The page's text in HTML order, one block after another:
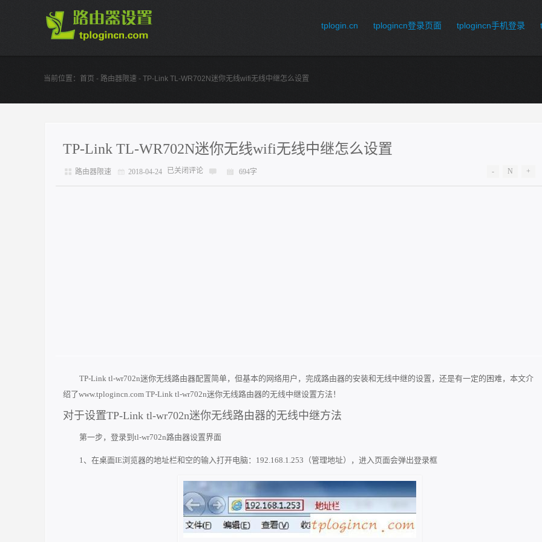
tplogin.cn tplogincn登录页面 tplogincn手机登录
当前位置： 首页 - 路由器限速 - TP-Link TL-WR702N迷你无线wifi无线中继怎么设置
TP-Link TL-WR702N迷你无线wifi无线中继怎么设置
路由器限速 2018-04-24 已关闭评论 694字 - N +
TP-Link tl-wr702n迷你无线路由器配置简单，但基本的网络用户，完成路由器的安装和无线中继的设置，还是有一定的困难，本文介
绍了www.tplogincn.com TP-Link tl-wr702n迷你无线路由器的无线中继设置方法！
对于设置TP-Link tl-wr702n迷你无线路由器的无线中继方法
第一步，登录到tl-wr702n路由器设置界面
1、在桌面IE浏览器的地址栏和空的输入打开电脑：192.168.1.253（管理地址），进入页面会弹出登录框